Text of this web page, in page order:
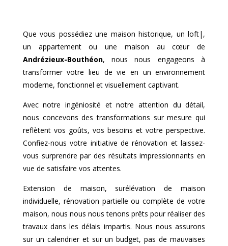
Que vous possédiez une maison historique, un loft|,
un appartement ou une maison au cœur de
Andrézieux-Bouthéon, nous nous engageons à
transformer votre lieu de vie en un environnement
moderne, fonctionnel et visuellement captivant.
Avec notre ingéniosité et notre attention du détail,
nous concevons des transformations sur mesure qui
reflètent vos goûts, vos besoins et votre perspective.
Confiez-nous votre initiative de rénovation et laissez-
vous surprendre par des résultats impressionnants en
vue de satisfaire vos attentes.
Extension de maison, surélévation de maison
individuelle, rénovation partielle ou complète de votre
maison, nous nous nous tenons prêts pour réaliser des
travaux dans les délais impartis. Nous nous assurons
sur un calendrier et sur un budget, pas de mauvaises